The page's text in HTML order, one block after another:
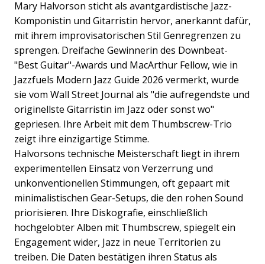
Mary Halvorson sticht als avantgardistische Jazz-
Komponistin und Gitarristin hervor, anerkannt dafür,
mit ihrem improvisatorischen Stil Genregrenzen zu
sprengen. Dreifache Gewinnerin des Downbeat-
"Best Guitar"-Awards und MacArthur Fellow, wie in
Jazzfuels Modern Jazz Guide 2026 vermerkt, wurde
sie vom Wall Street Journal als "die aufregendste und
originellste Gitarristin im Jazz oder sonst wo"
gepriesen. Ihre Arbeit mit dem Thumbscrew-Trio
zeigt ihre einzigartige Stimme.
Halvorsons technische Meisterschaft liegt in ihrem
experimentellen Einsatz von Verzerrung und
unkonventionellen Stimmungen, oft gepaart mit
minimalistischen Gear-Setups, die den rohen Sound
priorisieren. Ihre Diskografie, einschließlich
hochgelobter Alben mit Thumbscrew, spiegelt ein
Engagement wider, Jazz in neue Territorien zu
treiben. Die Daten bestätigen ihren Status als